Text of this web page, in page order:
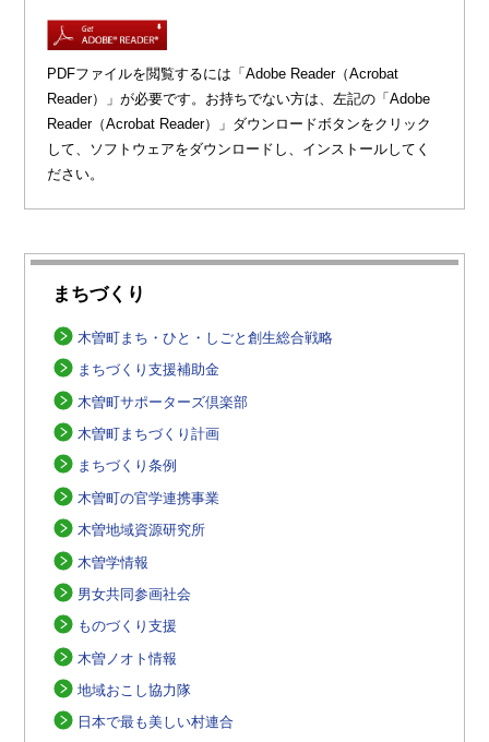
まちづくり
木曽町まち・ひと・しごと創生総合戦略
まちづくり支援補助金
木曽町サポーターズ倶楽部
木曽町まちづくり計画
まちづくり条例
木曽町の官学連携事業
木曽地域資源研究所
木曽学情報
男女共同参画社会
ものづくり支援
木曽ノオト情報
地域おこし協力隊
日本で最も美しい村連合
PDFファイルを閲覧するには「Adobe Reader（Acrobat
Reader）」が必要です。お持ちでない方は、左記の「Adobe
Reader（Acrobat Reader）」ダウンロードボタンをクリック
して、ソフトウェアをダウンロードし、インストールしてく
ださい。